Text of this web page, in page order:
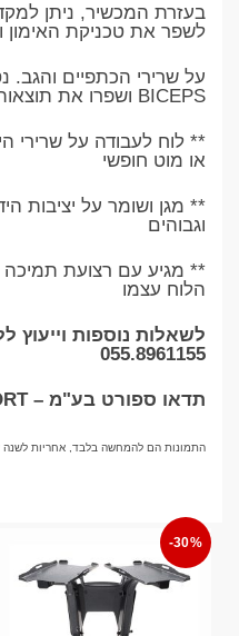
בעזרת המכשיר, ניתן
לשפר את טכניקת
BICEPS ושפרו את תוצאות האימונים שלכם!
** לוח לעבודה על שרירי
או מוט חופשי
** מגן ושומר על יציבות
וגבוהים
** מגיע עם רצועת תמיכה
הלוח עצמו
לשאלות נוספות וייעוץ
055.8961155
תדאו ספורט בע"מ – TADDEO SPORT
התמונות הם להמחשה בלבד, אחריות לשנה
-30%